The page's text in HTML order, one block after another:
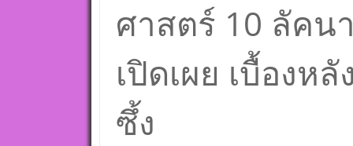
ศาสตร์ 10 ลัคน
เปิดเผย เบื้องห
ซึ้ง